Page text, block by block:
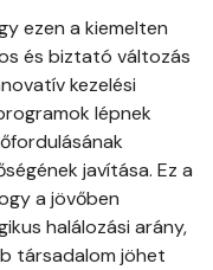
ezen a kiemelten
és biztató változás
kezelési
lépnek
javítása. Ez a
a jövőben
halálozási arány,
társadalom jöhet